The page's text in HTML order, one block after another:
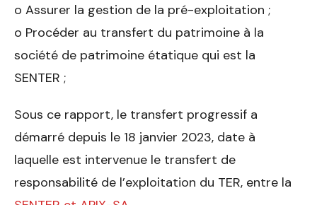
o Assurer la gestion de la pré-exploitation ;
o Procéder au transfert du patrimoine à la
société de patrimoine étatique qui est la
SENTER ;
Sous ce rapport, le transfert progressif a
démarré depuis le 18 janvier 2023, date à
laquelle est intervenue le transfert de
responsabilité de l’exploitation du TER, entre la